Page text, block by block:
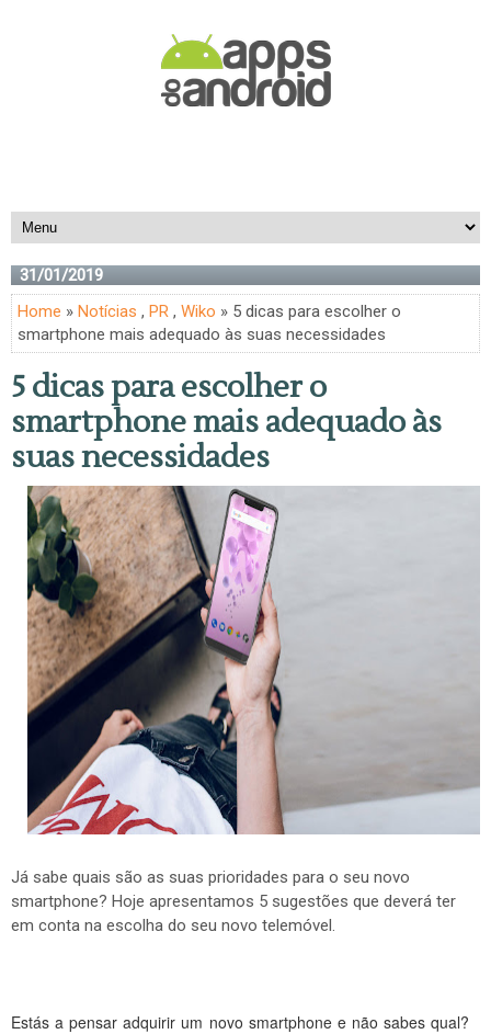
31/01/2019
Home » Notícias , PR , Wiko » 5 dicas para escolher o
smartphone mais adequado às suas necessidades
5 dicas para escolher o
smartphone mais adequado às
suas necessidades
Já sabe quais são as suas prioridades para o seu novo
smartphone? Hoje apresentamos 5 sugestões que deverá ter
em conta na escolha do seu novo telemóvel.
Estás a pensar adquirir um novo smartphone e não sabes qual?